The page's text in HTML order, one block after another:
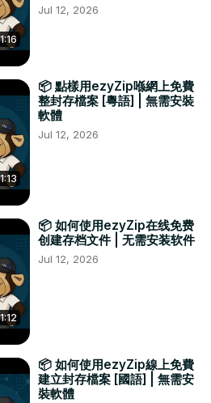
1:16
Jul 12, 2026
1:13
📦 點樣用ezyZip喺網上免費
整封存檔案 [粵語] | 無需安裝
軟體
Jul 12, 2026
1:12
📦 如何使用ezyZip在线免费
创建存档文件 | 无需安装软件
Jul 12, 2026
📦 如何使用ezyZip線上免費
建立封存檔案 [國語] | 無需安
裝軟體